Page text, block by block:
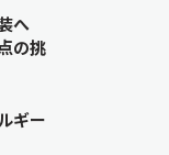
へ
の挑
ギー